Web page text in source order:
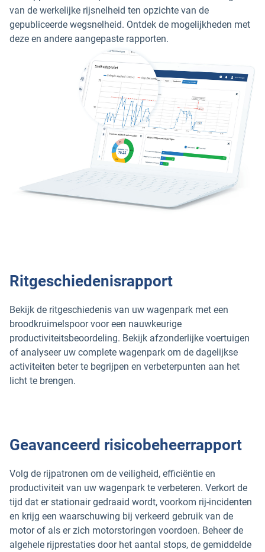
van de werkelijke rijsnelheid ten opzichte van de
gepubliceerde wegsnelheid. Ontdek de mogelijkheden met
deze en andere aangepaste rapporten.
Ritgeschiedenisrapport
Bekijk de ritgeschiedenis van uw wagenpark met een
broodkruimelspoor voor een nauwkeurige
productiviteitsbeoordeling. Bekijk afzonderlijke voertuigen
of analyseer uw complete wagenpark om de dagelijkse
activiteiten beter te begrijpen en verbeterpunten aan het
licht te brengen.
Geavanceerd risicobeheerrapport
Volg de rijpatronen om de veiligheid, efficiëntie en
productiviteit van uw wagenpark te verbeteren. Verkort de
tijd dat er stationair gedraaid wordt, voorkom rij-incidenten
en krijg een waarschuwing bij verkeerd gebruik van de
motor of als er zich motorstoringen voordoen. Beheer de
algehele rijprestaties door het aantal stops, de gemiddelde